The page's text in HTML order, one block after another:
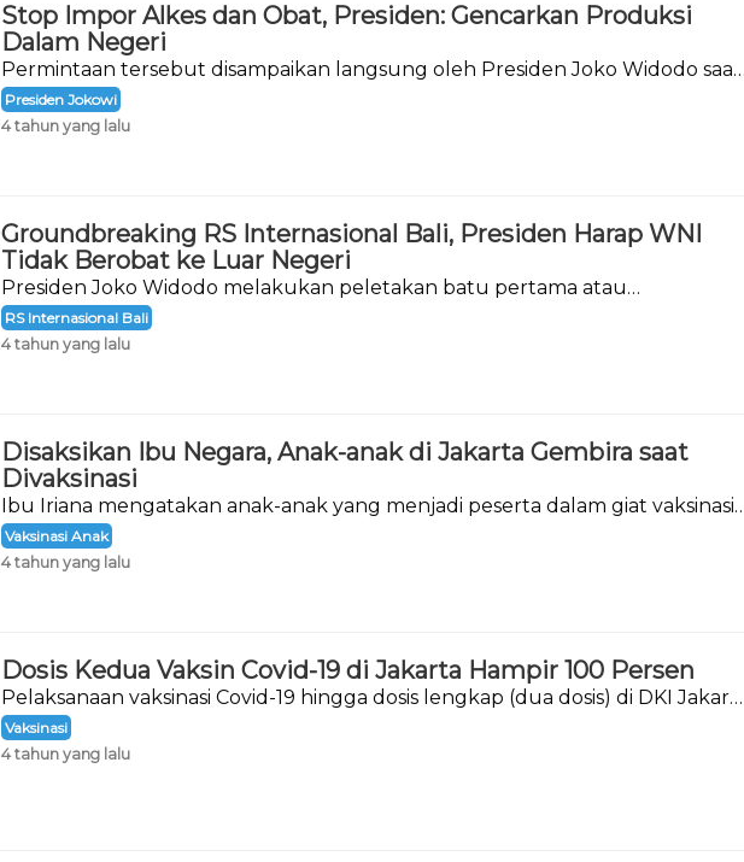
Stop Impor Alkes dan Obat, Presiden: Gencarkan Produksi
Dalam Negeri
Permintaan tersebut disampaikan langsung oleh Presiden Joko Widodo saat
meresmikan pembangunan Rumah Sakit Internasional Bali.
Presiden Jokowi
4 tahun yang lalu
Groundbreaking RS Internasional Bali, Presiden Harap WNI
Tidak Berobat ke Luar Negeri
Presiden Joko Widodo melakukan peletakan batu pertama atau
groundbreaking Rumah Sakit (RS) Internasional Bali.
RS Internasional Bali
4 tahun yang lalu
Disaksikan Ibu Negara, Anak-anak di Jakarta Gembira saat
Divaksinasi
Ibu Iriana mengatakan anak-anak yang menjadi peserta dalam giat vaksinasi
ini tidak ada yang takut.
Vaksinasi Anak
4 tahun yang lalu
Dosis Kedua Vaksin Covid-19 di Jakarta Hampir 100 Persen
Pelaksanaan vaksinasi Covid-19 hingga dosis lengkap (dua dosis) di DKI Jakarta
menunjukkan hasil yang maksimal.
Vaksinasi
4 tahun yang lalu